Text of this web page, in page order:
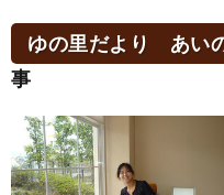
ゆの里だより あい
事